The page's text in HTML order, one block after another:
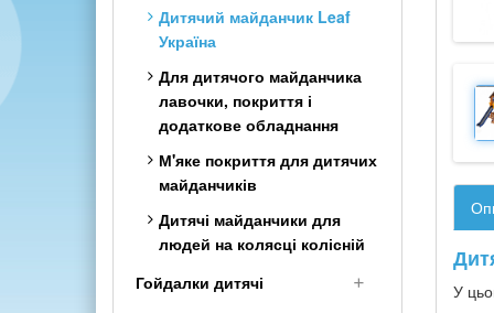
Кольорові дитячі
спортивні куточки з дерева
Тренажер для кінезітерапії
Дитячий майданчик Leaf
Україна
Для дитячого майданчика
лавочки, покриття і
додаткове обладнання
М'яке покриття для дитячих
майданчиків
Дитячі майданчики для
людей на колясці колісній
Гойдалки дитячі
У